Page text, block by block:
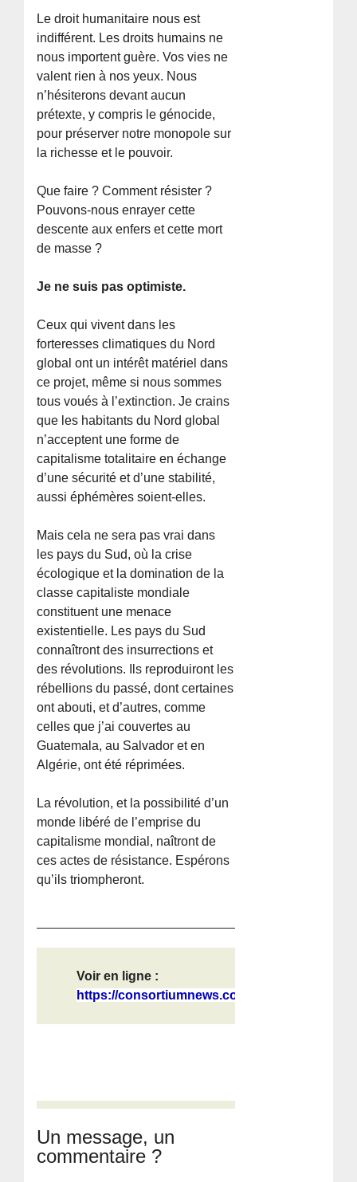
Le droit humanitaire nous est
indifférent. Les droits humains ne
nous importent guère. Vos vies ne
valent rien à nos yeux. Nous
n’hésiterons devant aucun
prétexte, y compris le génocide,
pour préserver notre monopole sur
la richesse et le pouvoir.
Que faire ? Comment résister ?
Pouvons-nous enrayer cette
descente aux enfers et cette mort
de masse ?
Je ne suis pas optimiste.
Ceux qui vivent dans les
forteresses climatiques du Nord
global ont un intérêt matériel dans
ce projet, même si nous sommes
tous voués à l’extinction. Je crains
que les habitants du Nord global
n’acceptent une forme de
capitalisme totalitaire en échange
d’une sécurité et d’une stabilité,
aussi éphémères soient-elles.
Mais cela ne sera pas vrai dans
les pays du Sud, où la crise
écologique et la domination de la
classe capitaliste mondiale
constituent une menace
existentielle. Les pays du Sud
connaîtront des insurrections et
des révolutions. Ils reproduiront les
rébellions du passé, dont certaines
ont abouti, et d’autres, comme
celles que j’ai couvertes au
Guatemala, au Salvador et en
Algérie, ont été réprimées.
La révolution, et la possibilité d’un
monde libéré de l’emprise du
capitalisme mondial, naîtront de
ces actes de résistance. Espérons
qu’ils triompheront.
Voir en ligne :
https://consortiumnews.com/2026/06/...
Un message, un
commentaire ?